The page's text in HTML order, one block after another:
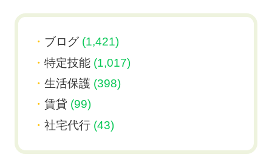
ブログ(1,421)
特定技能(1,017)
生活保護 (398)
賃貸 (99)
社宅代行(43)